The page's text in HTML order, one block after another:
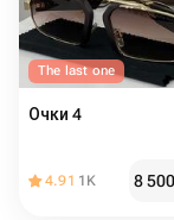
The last one
Очки 4
4.91 1K 8 500